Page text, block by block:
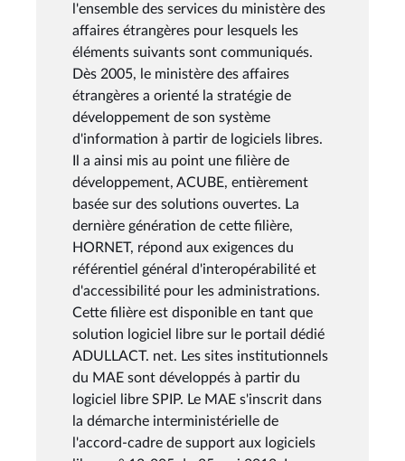
l'ensemble des services du ministère des
affaires étrangères pour lesquels les
éléments suivants sont communiqués.
Dès 2005, le ministère des affaires
étrangères a orienté la stratégie de
développement de son système
d'information à partir de logiciels libres.
Il a ainsi mis au point une filière de
développement, ACUBE, entièrement
basée sur des solutions ouvertes. La
dernière génération de cette filière,
HORNET, répond aux exigences du
référentiel général d'interopérabilité et
d'accessibilité pour les administrations.
Cette filière est disponible en tant que
solution logiciel libre sur le portail dédié
ADULLACT. net. Les sites institutionnels
du MAE sont développés à partir du
logiciel libre SPIP. Le MAE s'inscrit dans
la démarche interministérielle de
l'accord-cadre de support aux logiciels